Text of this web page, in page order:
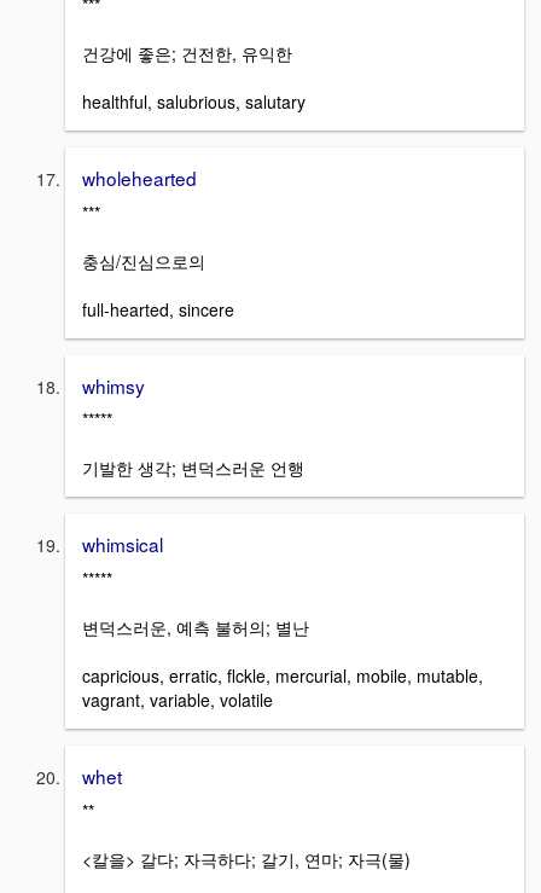
***
건강에 좋은; 건전한, 유익한
healthful, salubrious, salutary
wholehearted
***
충심/진심으로의
full-hearted, sincere
whimsy
*****
기발한 생각; 변덕스러운 언행
whimsical
*****
변덕스러운, 예측 불허의; 별난
capricious, erratic, flckle, mercurial, mobile, mutable,
vagrant, variable, volatile
whet
**
<칼을> 갈다; 자극하다; 갈기, 연마; 자극(물)